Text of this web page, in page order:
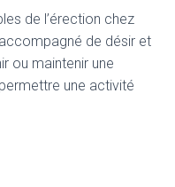
de l’érection chez
de désir et
ou maintenir une
une activité